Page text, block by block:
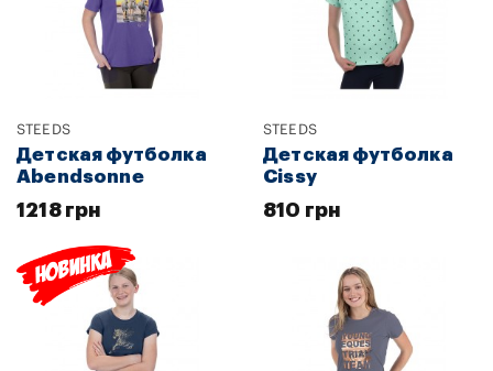
STEEDS
Детская футболка
Abendsonne
1218 грн
STEEDS
Детская футболка
Cissy
810 грн